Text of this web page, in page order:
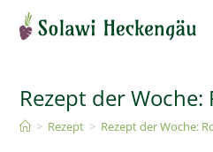
Rezept der
> Rezept > Rezept der Woche: